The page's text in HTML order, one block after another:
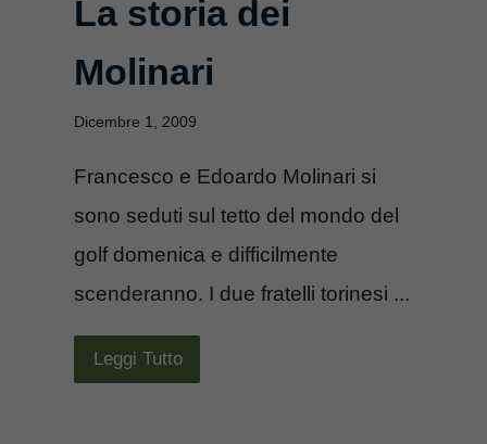
La storia dei
Molinari
Dicembre 1, 2009
Francesco e Edoardo Molinari si
sono seduti sul tetto del mondo del
golf domenica e difficilmente
scenderanno. I due fratelli torinesi ...
Leggi Tutto